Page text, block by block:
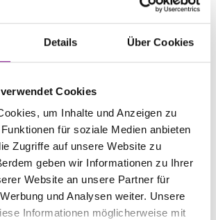
Details Über Cookies
Cookies
um Inhalte und Anzeigen zu
für soziale Medien anbieten
Zugriffe auf unsere Website zu
geben wir Informationen zu Ihrer
Website an unsere Partner für
und Analysen weiter. Unsere
Informationen möglicherweise mit